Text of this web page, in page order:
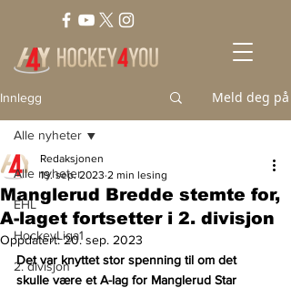
Innlegg Meld deg på
Alle nyheter
EHL
HockeyLiga1
2. divisjon
Alle nyheter
Manglerud Bredde stemte for,
A-laget fortsetter i 2. divisjon
Redaksjonen
19. sep. 2023 2 min lesing
Oppdatert:20. sep. 2023
Det var knyttet stor spenning til om det
skulle være et A-lag for Manglerud Star